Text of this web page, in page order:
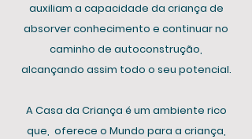
auxiliam a capacidade da criança de
absorver conhecimento e continuar no
caminho de autoconstrução,
alcançando assim todo o seu potencial.
A Casa da Criança é um ambiente rico
que, oferece o Mundo para a criança,